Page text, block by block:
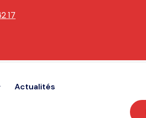
Actualités
17